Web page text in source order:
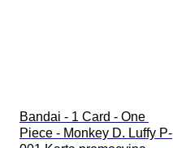
Bandai - 1 Card - One
Piece - Monkey D. Luffy P-